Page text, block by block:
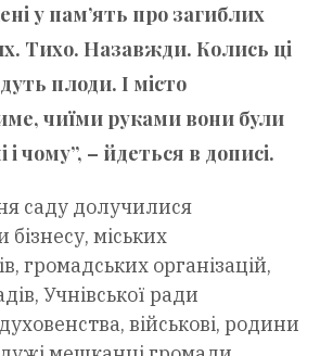
у пам’ять про загиблих
Тихо. Назавжди. Колись ці
плоди. І місто
чиїми руками вони були
і чому”, – йдеться в дописі.
саду долучилися
міських
громадських організацій,
Учнівської ради
військові, родини